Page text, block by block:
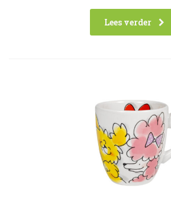
Lees verder